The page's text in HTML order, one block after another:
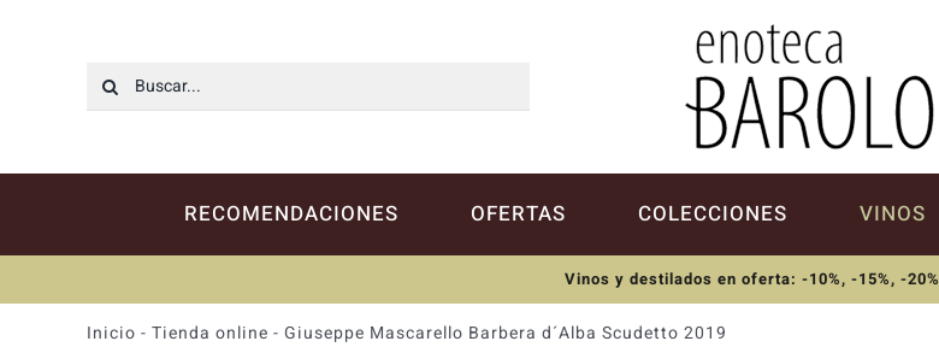
Buscar:
RECOMENDACIONES OFERTAS COLECCIONES VINOS
Vinos y destilados en oferta: -10%, -15%, -20%
Inicio - Tienda online - Giuseppe Mascarello Barbera d´Alba Scudetto 2019